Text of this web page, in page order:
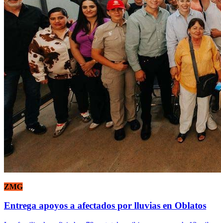
ZMG
Entrega apoyos a afectados por lluvias en Oblatos